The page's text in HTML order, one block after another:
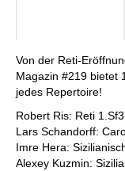
Von der Reti-
Magazin #219 bietet
jedes Repertoire!
Robert Ris: Reti
Lars Schandorff:
Imre Hera:
Alexey Kuzmin: